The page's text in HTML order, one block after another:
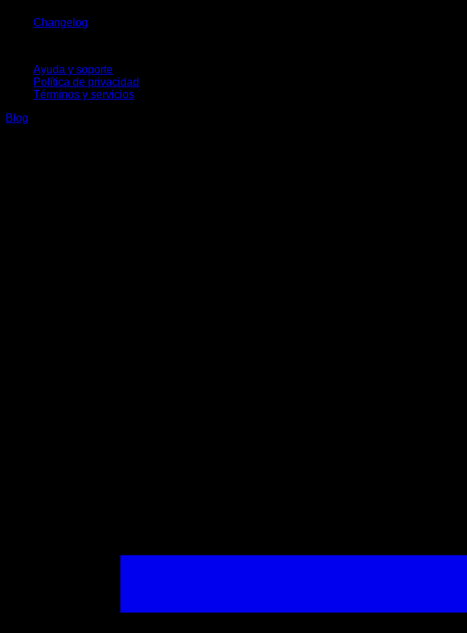
Changelog
Ayuda y soporte
Política de privacidad
Términos y servicios
Blog